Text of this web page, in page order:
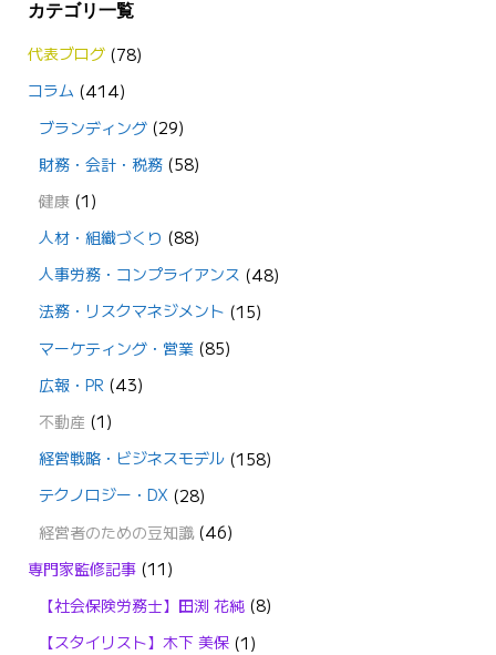
カテゴリ一覧
代表ブログ(78)
コラム (414)
ブランディング (29)
財務・会計・税務 (58)
健康 (1)
人材・組織づくり (88)
人事労務・コンプライアンス (48)
法務・リスクマネジメント (15)
マーケティング・営業 (85)
広報・PR (43)
不動産 (1)
経営戦略・ビジネスモデル (158)
テクノロジー・DX (28)
経営者のための豆知識(46)
専門家監修記事(11)
【社会保険労務士】田渕 花純 (8)
【スタイリスト】木下 美保 (1)